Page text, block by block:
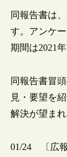
同報告書は
す。アンケ
期間は2021
同報告書冒
見・要望を
解決が望ま
01/24 〔広